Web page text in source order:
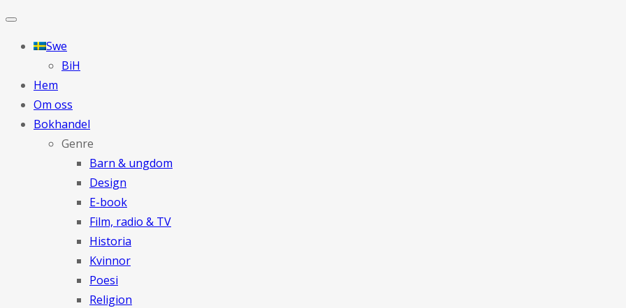
Swe
BiH
Hem
Om oss
Bokhandel
Genre
Barn & ungdom
Design
E-book
Film, radio & TV
Historia
Kvinnor
Poesi
Religion